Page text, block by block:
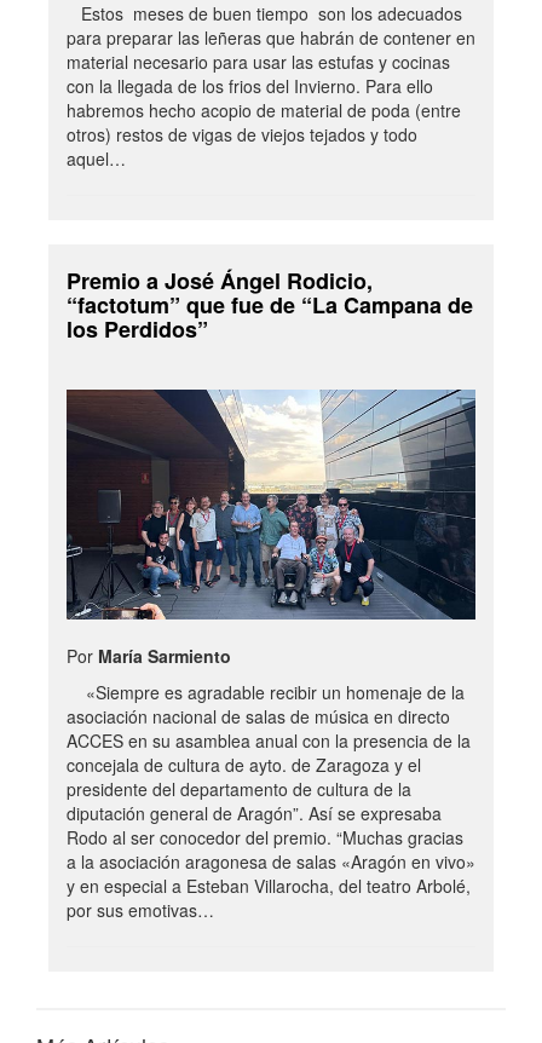
Estos meses de buen tiempo son los adecuados
para preparar las leñeras que habrán de contener en
material necesario para usar las estufas y cocinas
con la llegada de los frios del Invierno. Para ello
habremos hecho acopio de material de poda (entre
otros) restos de vigas de viejos tejados y todo
aquel…
Premio a José Ángel Rodicio,
“factotum” que fue de “La Campana de
los Perdidos”
Por María Sarmiento
«Siempre es agradable recibir un homenaje de la
asociación nacional de salas de música en directo
ACCES en su asamblea anual con la presencia de la
concejala de cultura de ayto. de Zaragoza y el
presidente del departamento de cultura de la
diputación general de Aragón”. Así se expresaba
Rodo al ser conocedor del premio. “Muchas gracias
a la asociación aragonesa de salas «Aragón en vivo»
y en especial a Esteban Villarocha, del teatro Arbolé,
por sus emotivas…